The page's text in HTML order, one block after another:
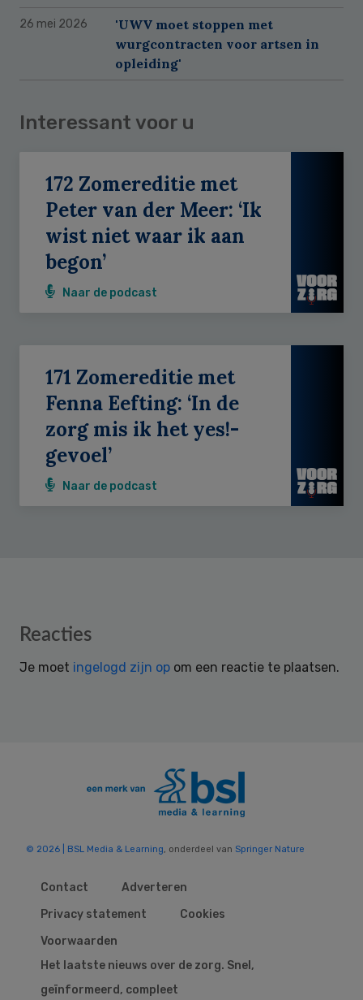
26 mei 2026
'UWV moet stoppen met
wurgcontracten voor artsen in
opleiding'
Interessant voor u
172 Zomereditie met
Peter van der Meer: ‘Ik
wist niet waar ik aan
begon’
Naar de podcast
171 Zomereditie met
Fenna Eefting: ‘In de
zorg mis ik het yes!-
gevoel’
Naar de podcast
Reader
Reacties
Je moet ingelogd zijn op om een reactie te plaatsen.
© 2026 | BSL Media & Learning, onderdeel van Springer Nature
Contact
Adverteren
Privacy statement
Cookies
Voorwaarden
Het laatste nieuws over de zorg. Snel,
geïnformeerd, compleet